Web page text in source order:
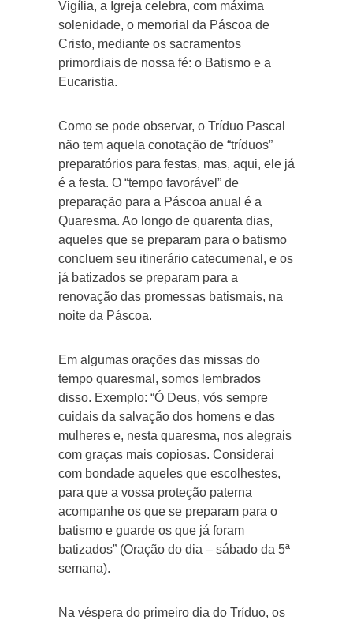
Vigília, a Igreja celebra, com máxima
solenidade, o memorial da Páscoa de
Cristo, mediante os sacramentos
primordiais de nossa fé: o Batismo e a
Eucaristia.
Como se pode observar, o Tríduo Pascal
não tem aquela conotação de “tríduos”
preparatórios para festas, mas, aqui, ele já
é a festa. O “tempo favorável” de
preparação para a Páscoa anual é a
Quaresma. Ao longo de quarenta dias,
aqueles que se preparam para o batismo
concluem seu itinerário catecumenal, e os
já batizados se preparam para a
renovação das promessas batismais, na
noite da Páscoa.
Em algumas orações das missas do
tempo quaresmal, somos lembrados
disso. Exemplo: “Ó Deus, vós sempre
cuidais da salvação dos homens e das
mulheres e, nesta quaresma, nos alegrais
com graças mais copiosas. Considerai
com bondade aqueles que escolhestes,
para que a vossa proteção paterna
acompanhe os que se preparam para o
batismo e guarde os que já foram
batizados” (Oração do dia – sábado da 5ª
semana).
Na véspera do primeiro dia do Tríduo, os